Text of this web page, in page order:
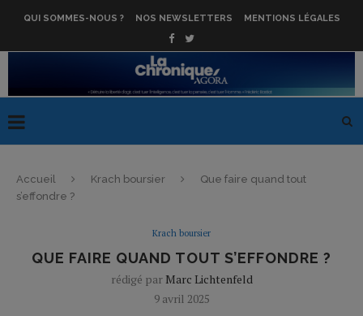
QUI SOMMES-NOUS ? NOS NEWSLETTERS MENTIONS LÉGALES
Accueil Krach boursier
Que faire quand tout
s’effondre ?
Krach boursier
QUE FAIRE QUAND TOUT S’EFFONDRE ?
rédigé par Marc Lichtenfeld
9 avril 2025